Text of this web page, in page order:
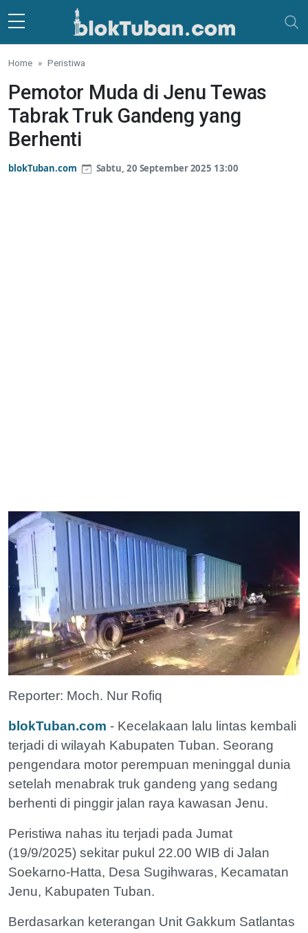
Skip to main content
Home Peristiwa
Pemotor Muda di Jenu Tewas
Tabrak Truk Gandeng yang
Berhenti
blokTuban.com Sabtu, 20 September 2025 13:00
Reporter: Moch. Nur Rofiq
blokTuban.com - Kecelakaan lalu lintas kembali
terjadi di wilayah Kabupaten Tuban. Seorang
pengendara motor perempuan meninggal dunia
setelah menabrak truk gandeng yang sedang
berhenti di pinggir jalan raya kawasan Jenu.
Peristiwa nahas itu terjadi pada Jumat
(19/9/2025) sekitar pukul 22.00 WIB di Jalan
Soekarno-Hatta, Desa Sugihwaras, Kecamatan
Jenu, Kabupaten Tuban.
Berdasarkan keterangan Unit Gakkum Satlantas